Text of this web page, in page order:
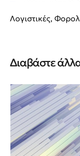
Λογιστικές,
Διαβάστε